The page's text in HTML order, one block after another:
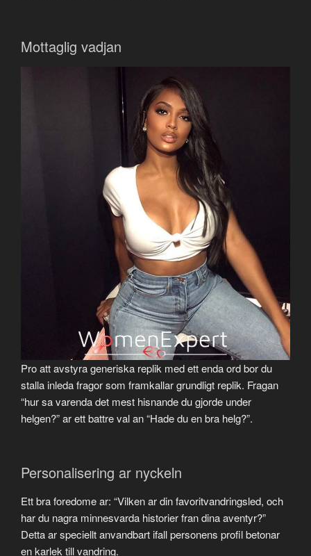
Mottaglig vadjan
Pro att avstyra generiska replik med ett enda ord bor du
stalla inleda fragor som framkallar grundligt replik. Fragan
“hur sa varenda det mest hisnande du gjorde under
helgen?” ar ett battre val an “Hade du en bra helg?”.
Personalisering ar nyckeln
Ett bra foredome ar: “Vilken ar din favoritvandringsled, och
har du nagra minnesvarda historier fran dina aventyr?”
Detta ar speciellt anvandbart ifall personens profil betonar
en karlek till vandring.